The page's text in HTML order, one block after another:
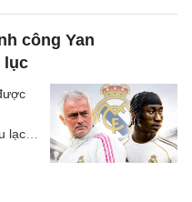
công Yan
lục
lạc